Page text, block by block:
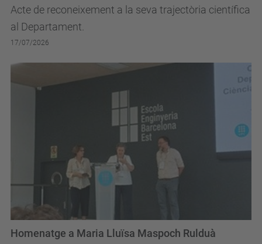
Acte de reconeixement a la seva trajectòria científica
al Departament.
17/07/2026
Homenatge a Maria Lluïsa Maspoch Rulduà